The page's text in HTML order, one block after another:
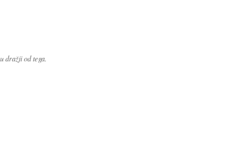
dražji od tega.